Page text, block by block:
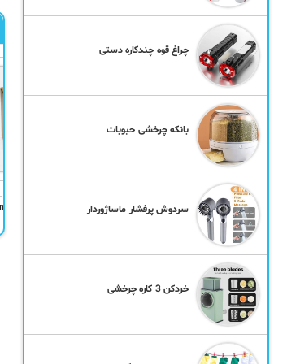
ادکلن مردانه Versace EROS
چراغ قوه چندکاره دستی
بانکه چرخشی حبوبات
سردوش پرفشار ماساژوردار
خردکن 3 کاره چرخشی